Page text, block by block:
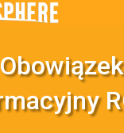
Obowiązek